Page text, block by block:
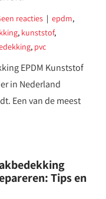
reacties |epdm,
, kunststof,
, pvc
EPDM Kunststof
in Nederland
Een van de meest
Tips en